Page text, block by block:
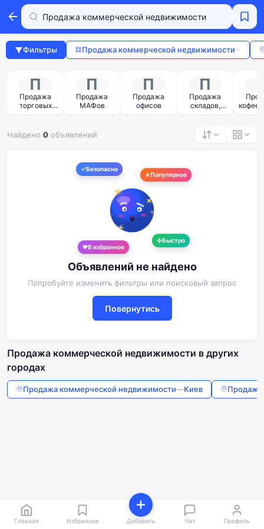
Фильтры Продажа коммерческой недвижимости
П
Продажа
торговых
П
Продажа
МАФов
П
Продажа
офисов
П
Продажа
складов,
Найдено 0 объявлений
Безопасно Популярное
Быстро
В избранное
Объявлений не найдено
Попробуйте изменить фильтры или поисковый запрос
Повернутись
Продажа коммерческой недвижимости в других
городах
Продажа коммерческой недвижимости—Киев Продажа
Главная Избранное Добавить Чат Профиль